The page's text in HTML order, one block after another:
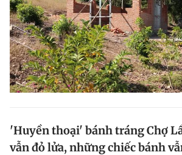
'Huyền thoại' bánh tráng Chợ
vẫn đỏ lửa, những chiếc bánh